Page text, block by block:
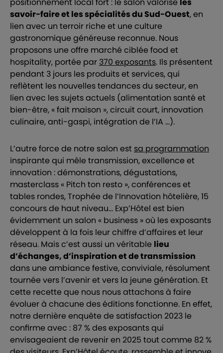
savoir-faire et les spécialités du Sud-Ouest, en
lien avec un terroir riche et une culture
gastronomique généreuse reconnue. Nous
proposons une offre marché ciblée food et
hospitality, portée par 370 exposants. Ils présentent
pendant 3 jours les produits et services, qui
reflètent les nouvelles tendances du secteur, en
lien avec les sujets actuels (alimentation santé et
bien-être, « fait maison », circuit court, innovation
culinaire, anti-gaspi, intégration de l’IA …).
L’autre force de notre salon est sa programmation
inspirante qui mêle transmission, excellence et
innovation : démonstrations, dégustations,
masterclass « Pitch ton resto », conférences et
tables rondes, Trophée de l’Innovation hôtelière, 15
concours de haut niveau… Exp’Hôtel est bien
évidemment un salon « business » où les exposants
développent à la fois leur chiffre d’affaires et leur
réseau. Mais c’est aussi un véritable lieu
d’échanges, d’inspiration et de transmission
dans une ambiance festive, conviviale, résolument
tournée vers l’avenir et vers la jeune génération. Et
cette recette que nous nous attachons à faire
évoluer à chacune des éditions fonctionne. En effet,
notre dernière enquête de satisfaction 2023 le
confirme avec : 87 % des exposants qui
envisageaient de revenir en 2025 tout comme 82 %